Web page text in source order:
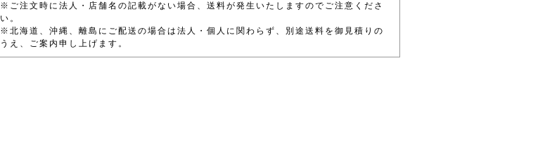
※ご注文時に法人・店舗名の記載がない場合、送料が発生いたしますのでご注意くださ
い。
※北海道、沖縄、離島にご配送の場合は法人・個人に関わらず、別途送料を御見積りの
うえ、ご案内申し上げます。